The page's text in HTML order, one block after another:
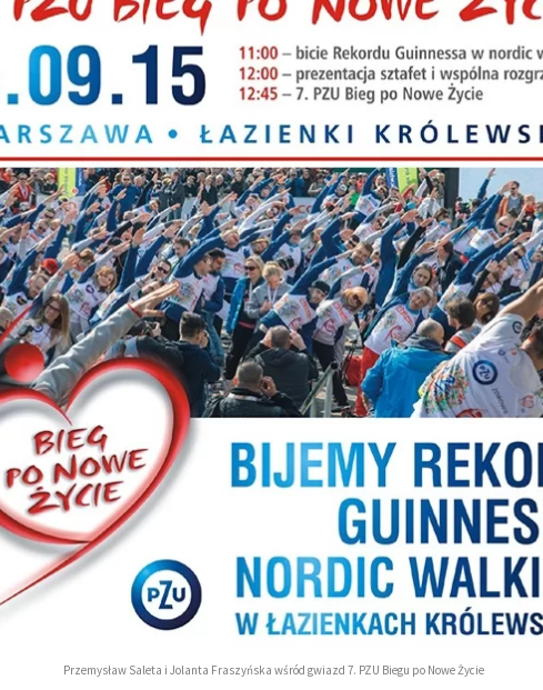
Przemysław Saleta i Jolanta Fraszyńska wśród gwiazd 7. PZU Biegu po Nowe Życie